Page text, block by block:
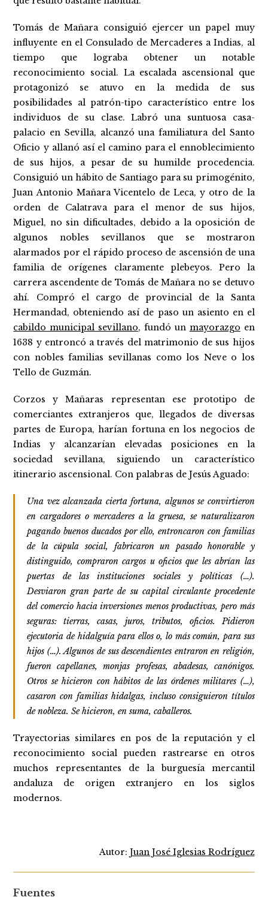
Tomás de Mañara consiguió ejercer un papel muy
influyente en el Consulado de Mercaderes a Indias, al
tiempo que lograba obtener un notable
reconocimiento social. La escalada ascensional que
protagonizó se atuvo en la medida de sus
posibilidades al patrón-tipo característico entre los
individuos de su clase. Labró una suntuosa casa-
palacio en Sevilla, alcanzó una familiatura del Santo
Oficio y allanó así el camino para el ennoblecimiento
de sus hijos, a pesar de su humilde procedencia.
Consiguió un hábito de Santiago para su primogénito,
Juan Antonio Mañara Vicentelo de Leca, y otro de la
orden de Calatrava para el menor de sus hijos,
Miguel, no sin dificultades, debido a la oposición de
algunos nobles sevillanos que se mostraron
alarmados por el rápido proceso de ascensión de una
familia de orígenes claramente plebeyos. Pero la
carrera ascendente de Tomás de Mañara no se detuvo
ahí. Compró el cargo de provincial de la Santa
Hermandad, obteniendo así de paso un asiento en el
cabildo municipal sevillano, fundó un mayorazgo en
1638 y entroncó a través del matrimonio de sus hijos
con nobles familias sevillanas como los Neve o los
Tello de Guzmán.
Corzos y Mañaras representan ese prototipo de
comerciantes extranjeros que, llegados de diversas
partes de Europa, harían fortuna en los negocios de
Indias y alcanzarían elevadas posiciones en la
sociedad sevillana, siguiendo un característico
itinerario ascensional. Con palabras de Jesús Aguado:
Una vez alcanzada cierta fortuna, algunos se convirtieron
en cargadores o mercaderes a la gruesa, se naturalizaron
pagando buenos ducados por ello, entroncaron con familias
de la cúpula social, fabricaron un pasado honorable y
distinguido, compraron cargos u oficios que les abrían las
puertas de las instituciones sociales y políticas (…).
Desviaron gran parte de su capital circulante procedente
del comercio hacia inversiones menos productivas, pero más
seguras: tierras, casas, juros, tributos, oficios. Pidieron
ejecutoria de hidalguía para ellos o, lo más común, para sus
hijos (…). Algunos de sus descendientes entraron en religión,
fueron capellanes, monjas profesas, abadesas, canónigos.
Otros se hicieron con hábitos de las órdenes militares (…),
casaron con familias hidalgas, incluso consiguieron títulos
de nobleza. Se hicieron, en suma, caballeros.
Trayectorias similares en pos de la reputación y el
reconocimiento social pueden rastrearse en otros
muchos representantes de la burguesía mercantil
andaluza de origen extranjero en los siglos
modernos.
Autor: Juan José Iglesias Rodríguez
Fuentes